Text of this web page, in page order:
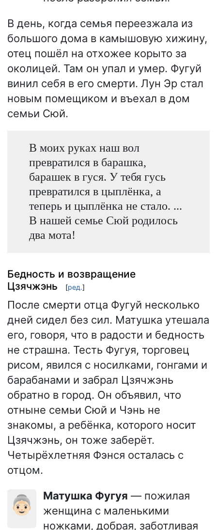
В день, когда семья переезжала из
большого дома в камышовую хижину,
отец пошёл на отхожее корыто за
околицей. Там он упал и умер. Фугуй
винил себя в его смерти. Лун Эр стал
новым помещиком и въехал в дом
семьи Сюй.
В моих руках наш вол
превратился в барашка,
барашек в гуся. У тебя гусь
превратился в цыплёнка, а
теперь и цыплёнка не стало. ...
В нашей семье Сюй родилось
два мота!
Бедность и возвращение
Цзячжэнь
[ред.]
После смерти отца Фугуй несколько
дней сидел без сил. Матушка утешала
его, говоря, что в радости и бедность
не страшна. Тесть Фугуя, торговец
рисом, явился с носилками, гонгами и
барабанами и забрал Цзячжэнь
обратно в город. Он объявил, что
отныне семьи Сюй и Чэнь не
знакомы, а ребёнка, которого носит
Цзячжэнь, он тоже заберёт.
Четырёхлетняя Фэнся осталась с
отцом.
👵🏻 Матушка Фугуя — пожилая
женщина с маленькими
ножками, добрая, заботливая